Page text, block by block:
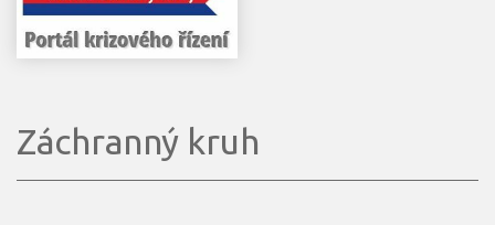
Záchranný kruh